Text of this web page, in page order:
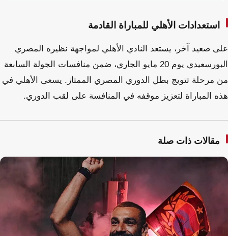
استعدادات الأهلي للمباراة القادمة
على صعيد آخر، يستعد النادي الأهلي لمواجهة نظيره المصري
البورسعيدي يوم 20 مايو الجاري، ضمن منافسات الجولة السابعة
من مرحلة تتويج بطل الدوري المصري الممتاز. يسعى الأهلي في
هذه المباراة لتعزيز موقفه في المنافسة على لقب الدوري.
مقالات ذات صلة